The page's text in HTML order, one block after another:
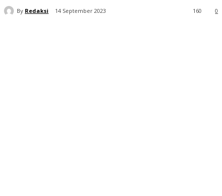
By Redaksi 14 September 2023 0
160